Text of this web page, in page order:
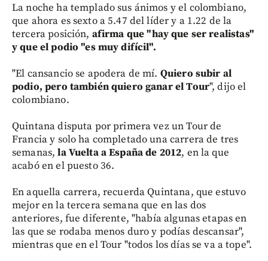
La noche ha templado sus ánimos y el colombiano,
que ahora es sexto a 5.47 del líder y a 1.22 de la
tercera posición, afirma que "hay que ser realistas"
y que el podio "es muy difícil".
"El cansancio se apodera de mí. Quiero subir al
podio, pero también quiero ganar el Tour", dijo el
colombiano.
Quintana disputa por primera vez un Tour de
Francia y solo ha completado una carrera de tres
semanas,la Vuelta a España de 2012, en la que
acabó en el puesto 36.
En aquella carrera, recuerda Quintana, que estuvo
mejor en la tercera semana que en las dos
anteriores, fue diferente, "había algunas etapas en
las que se rodaba menos duro y podías descansar",
mientras que en el Tour "todos los días se va a tope".